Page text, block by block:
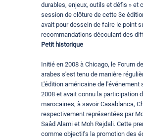
durables, enjeux, outils et défis » et
session de clôture de cette 3e
avait pour dessein de faire le point
recommandations découlant des
Petit historique
Initié en 2008 à Chicago, le Forum
arabes s'est tenu de manière
L'édition américaine de l'événement
2008 et avait connu la participation
marocaines, à savoir Casablanca,
respectivement représentées par
Saâd Alami et Moh Rejdali. Cette
comme objectifs la promotion des